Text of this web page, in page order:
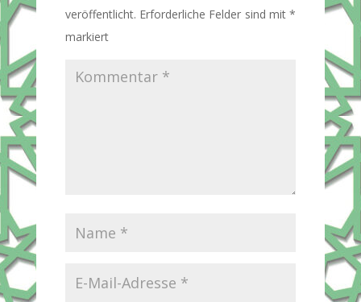
veröffentlicht. Erforderliche Felder sind mit*
markiert